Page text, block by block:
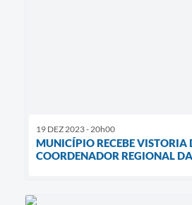
19 DEZ 2023 - 20h00
MUNICÍPIO RECEBE VISTORIA
COORDENADOR REGIONAL